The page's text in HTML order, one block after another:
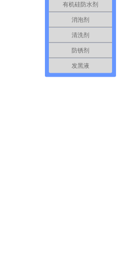
有机硅防水剂
消泡剂
清洗剂
防锈剂
发黑液